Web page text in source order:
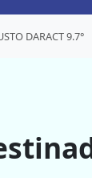
DARACT 9.7°